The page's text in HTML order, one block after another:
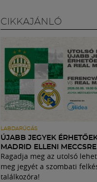
CIKKAJÁNLÓ
LABDARÚGÁS
ÚJABB JEGYEK
MADRID ELLENI MECCSRE
Ragadja meg az utolsó
meg jegyét a szombati
találkozóra!